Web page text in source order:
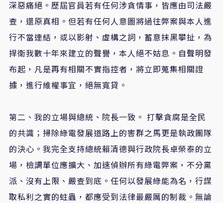
深惡痛絕。歷屆官員若有任何涉貪情事，皆應由司法嚴
查，還原真相。但若有任何人意圖將過往弊案與本人進
行不當連結，或以影射、虛構之詞，蓄意抹黑攀扯，為
捍衛我數十年來建立的聲譽，本人絕不姑息。自聲明發
布起，凡是再有相關不實指控者，將立即蒐集相關證
據，進行維權事宜，絕無寬貸。
第二、我的立場與總統、院長一致。 打擊貪腐是全民
的共識；掃除綠電發展道路上的害群之馬更是執政團隊
的決心。我完全支持總統賴清德與行政院長卓榮泰的立
場，檢調單位應擴大、加速偵辦所有綠電弊案，不分黨
派、沒有上限、嚴查到底。任何以發展綠能為名，行謀
取私利之實的蛀蟲，都應受到法律最嚴厲的制裁。無論